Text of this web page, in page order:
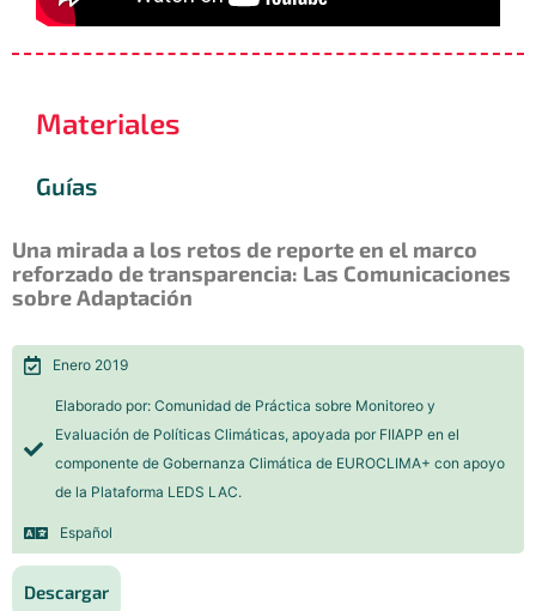
Materiales
Guías
Una mirada a los retos de reporte en el marco
reforzado de transparencia: Las Comunicaciones
sobre Adaptación​
Enero 2019​
Elaborado por: Comunidad de Práctica sobre Monitoreo y
Evaluación de Políticas Climáticas, apoyada por FIIAPP en el
componente de Gobernanza Climática de EUROCLIMA+ con apoyo
de la Plataforma LEDS LAC.​
Español​
Descargar